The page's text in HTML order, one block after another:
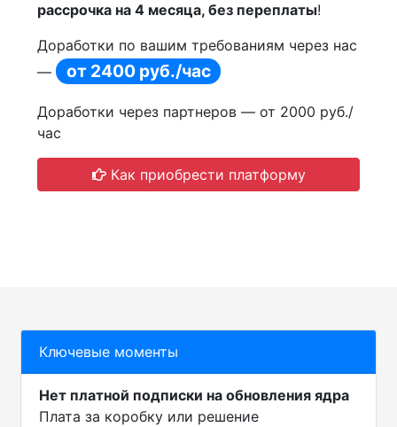
рассрочка на 4 месяца, без переплаты!
Доработки по вашим требованиям через нас
—
от 2400 руб./час
Доработки через партнеров — от 2000 руб./
час
Как приобрести платформу
Ключевые моменты
Нет платной подписки на обновления ядра
Плата за коробку или решение